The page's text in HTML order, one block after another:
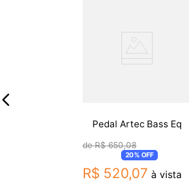
- Fonte de energia: Fonte de alimentação 9 V
Pedal Artec Bass Eq
R$ 650,08
20%OFF
R$ 520,07 à vista